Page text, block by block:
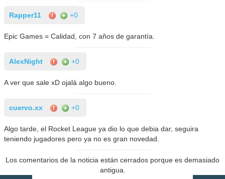
Rapper11 +0
Epic Games = Calidad, con 7 años de garantía.
AlexNight +0
A ver que sale xD ojalá algo bueno.
cuervo.xx +0
Algo tarde, el Rocket League ya dio lo que debia dar, seguira
teniendo jugadores pero ya no es gran novedad.
Los comentarios de la noticia están cerrados porque es demasiado
antigua.